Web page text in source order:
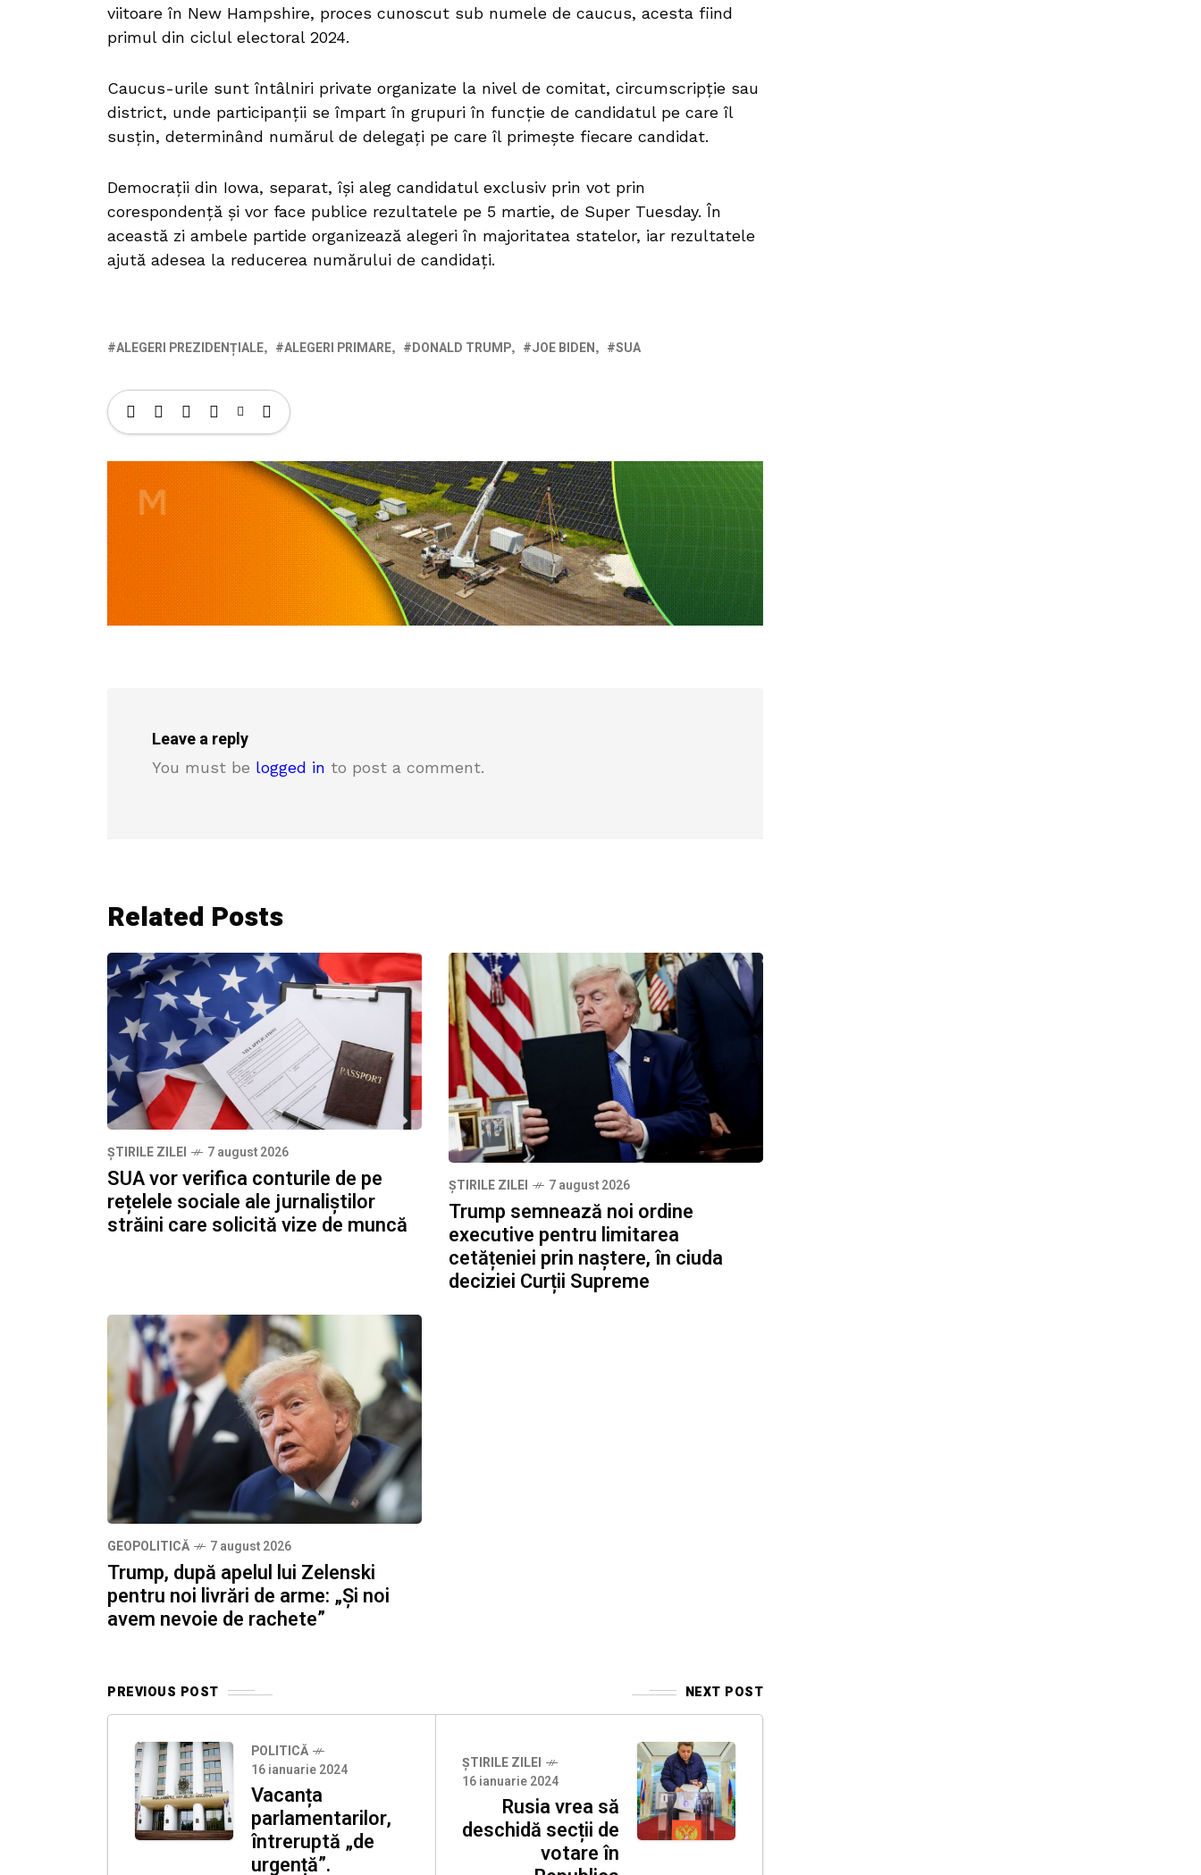
viitoare în New Hampshire, proces cunoscut sub numele de caucus, acesta fiind
primul din ciclul electoral 2024.
Caucus-urile sunt întâlniri private organizate la nivel de comitat, circumscripţie sau
district, unde participanţii se împart în grupuri în funcţie de candidatul pe care îl
susţin, determinând numărul de delegaţi pe care îl primeşte fiecare candidat.
Democraţii din Iowa, separat, îşi aleg candidatul exclusiv prin vot prin
corespondenţă şi vor face publice rezultatele pe 5 martie, de Super Tuesday. În
această zi ambele partide organizează alegeri în majoritatea statelor, iar rezultatele
ajută adesea la reducerea numărului de candidaţi.
ALEGERI PREZIDENȚIALE ALEGERI PRIMARE DONALD TRUMP JOE BIDEN SUA
Leave a reply
You must be logged in to post a comment.
Related Posts
ȘTIRILE ZILEI 7 august 2026
SUA vor verifica conturile de pe
rețelele sociale ale jurnaliștilor
străini care solicită vize de muncă
ȘTIRILE ZILEI 7 august 2026
Trump semnează noi ordine
executive pentru limitarea
cetățeniei prin naștere, în ciuda
deciziei Curții Supreme
GEOPOLITICĂ 7 august 2026
Trump, după apelul lui Zelenski
pentru noi livrări de arme: „Și noi
avem nevoie de rachete”
PREVIOUS POST NEXT POST
POLITICĂ
16 ianuarie 2024
Vacanța
parlamentarilor,
întreruptă „de
urgență”.
ȘTIRILE ZILEI
16 ianuarie 2024
Rusia vrea să
deschidă secții de
votare în